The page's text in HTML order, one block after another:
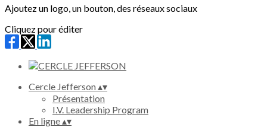
Ajoutez un logo, un bouton, des réseaux sociaux
Cliquez pour éditer
Cercle Jefferson▴▾
Présentation
I.V. Leadership Program
En ligne▴▾